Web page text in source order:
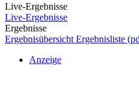
Live-Ergebnisse
Live-Ergebnisse
Ergebnisse
Ergebnisübersicht Ergebnisliste
Anzeige